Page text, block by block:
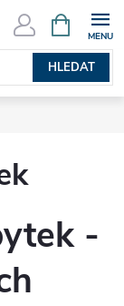
HLEDAT
NÁKUPNÍ
KOŠÍK
-